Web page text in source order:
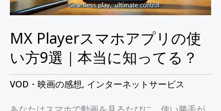
MX Playerスマホアプリの使
い方9選｜本当に知ってる？
VOD・映画の感想, インターネットサービス
プ
リ
の
い
方